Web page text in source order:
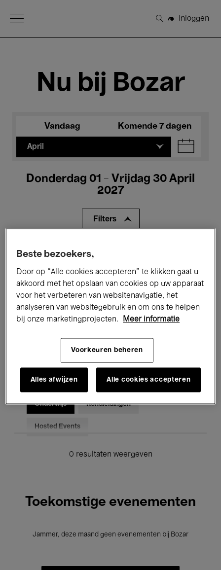
Open Menu
Zoeken
Inloggen
Nu bij Bozar
Vandaag Komende 7 dagen
April
Donderdag 01 - Vrijdag 30 April
2027
Filters
Alle evenementen
Tentoonstellingen Films
Performances Lezingen & Debatten
Jazz Klassieke Muziek Global Music
Voor iedereen Kids’ Palace
Onderwijs Rondleidingen
Hosted Events
0 resultaten weergeven
Toekomstige evenementen
Jammer, deze maand geen evenementen bij Bozar
Beste bezoekers,
Door op “Alle cookies accepteren” te klikken gaat u
akkoord met het opslaan van cookies op uw apparaat
voor het verbeteren van websitenavigatie, het
analyseren van websitegebruik en om ons te helpen
bij onze marketingprojecten.
Meer informatie
Voorkeuren beheren
Alles afwijzen Alle cookies accepteren